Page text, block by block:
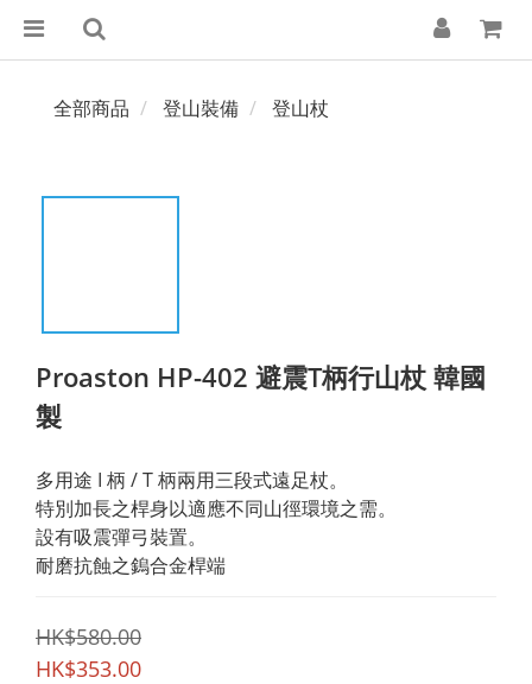
全部商品 登山裝備 登山杖
Proaston HP-402 避震T柄行山杖 韓國
製
多用途 I 柄 / T 柄兩用三段式遠足杖。
特別加長之桿身以適應不同山徑環境之需。
設有吸震彈弓裝置。
耐磨抗蝕之鎢合金桿端
HK$580.00
HK$353.00